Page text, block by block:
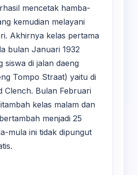
mencetak hamba-
kemudian melayani
Akhirnya kelas pertama
bulan Januari 1932
siswa di jalan daeng
Tompo Straat) yaitu di
Clench. Bulan Februari
kelas malam dan
menjadi 25
mula ini tidak dipungut